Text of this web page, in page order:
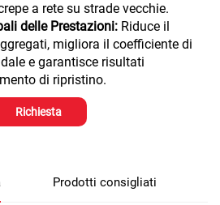
a rete su strade vecchie.
delle Prestazioni: Riduce il
migliora il coefficiente di
e garantisce risultati
di ripristino.
Richiesta
Prodotti consigliati